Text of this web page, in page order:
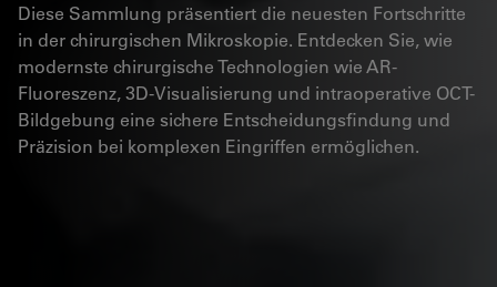
Diese Sammlung präsentiert die neuesten Fortschritte
in der chirurgischen Mikroskopie. Entdecken Sie, wie
modernste chirurgische Technologien wie AR-
Fluoreszenz, 3D-Visualisierung und intraoperative OCT-
Bildgebung eine sichere Entscheidungsfindung und
Präzision bei komplexen Eingriffen ermöglichen.